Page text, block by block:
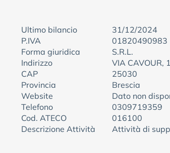
Ultimo bilancio
31/12/2024
P.IVA
01820490983
Forma giuridica
S.R.L.
Indirizzo
VIA CAVOUR,
CAP
25030
Provincia
Brescia
Website
Dato non
Telefono
0309719359
Cod. ATECO
016100
Descrizione Attività
Attività di